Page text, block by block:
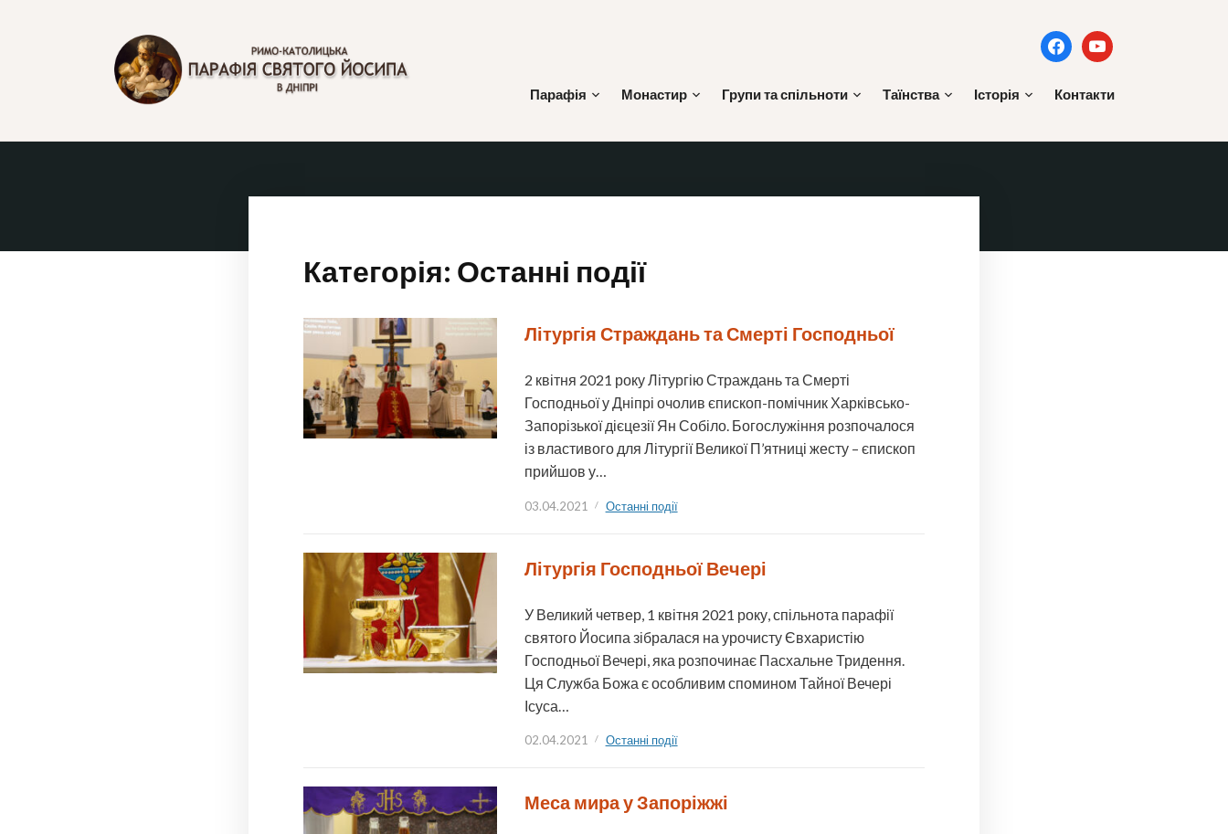
facebookyoutube
Парафія Монастир Групи та спільноти Таїнства Історія Контакти
Категорія: Останні події
Літургія Страждань та Смерті Господньої
2 квітня 2021 року Літургію Страждань та Смерті
Господньої у Дніпрі очолив єпископ-помічник Харківсько-
Запорізької дієцезії Ян Собіло. Богослужіння розпочалося
із властивого для Літургії Великої П’ятниці жесту – єпископ
прийшов у…
03.04.2021 Останні події
Літургія Господньої Вечері
У Великий четвер, 1 квітня 2021 року, спільнота парафії
святого Йосипа зібралася на урочисту Євхаристію
Господньої Вечері, яка розпочинає Пасхальне Тридення.
Ця Служба Божа є особливим спомином Тайної Вечері
Ісуса…
02.04.2021 Останні події
Меса мира у Запоріжжі